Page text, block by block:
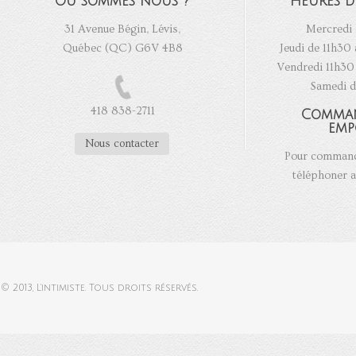
31 Avenue Bégin, Lévis,
Québec (QC) G6V 4B8
418 838-2711
Nous contacter
Mercredi
Jeudi de 11h30
Vendredi
Samedi
Pour
téléphoner
© 2013, L'intimiste. Tous droits réservés.